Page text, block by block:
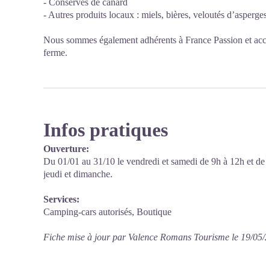
- Conserves de canard
- Autres produits locaux : miels, bières, veloutés
Nous sommes également adhérents à France Passion et
ferme.
Infos pratiques
Ouverture:
Du 01/01 au 31/10 le vendredi et samedi de 9h à 12h et
jeudi et dimanche.
Services:
Camping-cars autorisés, Boutique
Fiche mise à jour par Valence Romans Tourisme le 19/